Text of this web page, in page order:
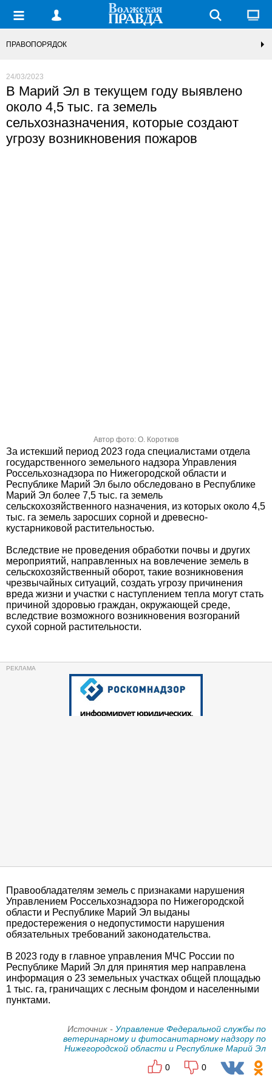
ПРАВОПОРЯДОК
24/03/2023
В Марий Эл в текущем году выявлено
около 4,5 тыс. га земель
сельхозназначения, которые создают
угрозу возникновения пожаров
Автор фото: О. Коротков
За истекший период 2023 года специалистами отдела
государственного земельного надзора Управления
Россельхознадзора по Нижегородской области и
Республике Марий Эл было обследовано в Республике
Марий Эл более 7,5 тыс. га земель
сельскохозяйственного назначения, из которых около 4,5
тыс. га земель заросших сорной и древесно-
кустарниковой растительностью.
Вследствие не проведения обработки почвы и других
мероприятий, направленных на вовлечение земель в
сельскохозяйственный оборот, такие возникновения
чрезвычайных ситуаций, создать угрозу причинения
вреда жизни и участки с наступлением тепла могут стать
причиной здоровью граждан, окружающей среде,
вследствие возможного возникновения возгораний
сухой сорной растительности.
Правообладателям земель с признаками нарушения
Управлением Россельхознадзора по Нижегородской
области и Республике Марий Эл выданы
предостережения о недопустимости нарушения
обязательных требований законодательства.
В 2023 году в главное управления МЧС России по
Республике Марий Эл для принятия мер направлена
информация о 23 земельных участках общей площадью
1 тыс. га, граничащих с лесным фондом и населенными
пунктами.
Источник - Управление Федеральной службы по
ветеринарному и фитосанитарному надзору по
Нижегородской области и Республике Марий Эл
0
0